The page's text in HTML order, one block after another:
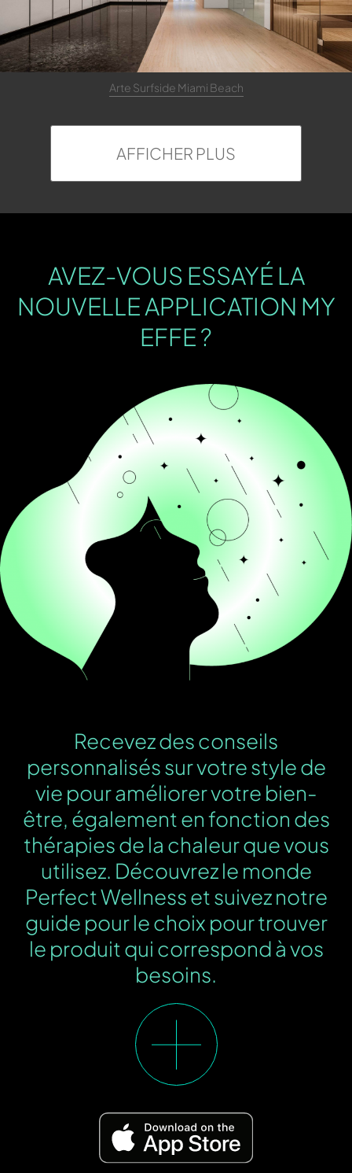
Arte Surfside Miami Beach
AFFICHER PLUS
AVEZ-VOUS ESSAYÉ LA
NOUVELLE APPLICATION MY
EFFE ?
Recevez des conseils
personnalisés sur votre style de
vie pour améliorer votre bien-
être, également en fonction des
thérapies de la chaleur que vous
utilisez. Découvrez le monde
Perfect Wellness et suivez notre
guide pour le choix pour trouver
le produit qui correspond à vos
besoins.